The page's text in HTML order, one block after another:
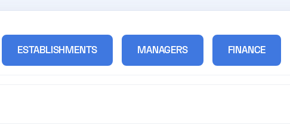
ESTABLISHMENTS MANAGERS FINANCE